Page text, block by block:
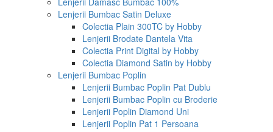
Lenjerii Bumbac Satin Deluxe
Colectia Plain 300TC by Hobby
Lenjerii Brodate Dantela Vita
Colectia Print Digital by Hobby
Colectia Diamond Satin by Hobby
Lenjerii Bumbac Poplin
Lenjerii Bumbac Poplin Pat Dublu
Lenjerii Bumbac Poplin cu Broderie
Lenjerii Poplin Diamond Uni
Lenjerii Poplin Pat 1 Persoana